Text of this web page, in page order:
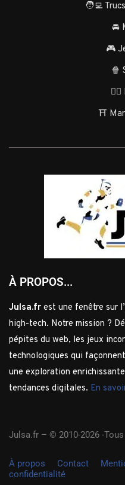
🧑‍💻
🚘
🎮
🍿
⛩️
À PROPOS...
Julsa.fr est une fenêtre sur
high-tech. Notre mission ?
pépites du web, les jeux
technologiques qui
une exploration
tendances digitales. En
Julsa.fr – © 2010-2026 -
À propos Contact
confidentialité